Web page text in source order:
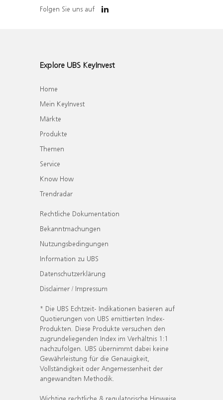
Folgen Sie uns auf
Explore UBS KeyInvest
Home
Mein KeyInvest
Märkte
Produkte
Themen
Service
Know How
Trendradar
Rechtliche Dokumentation
Bekanntmachungen
Nutzungsbedingungen
Information zu UBS
Datenschutzerklärung
Disclaimer / Impressum
* Die UBS Echtzeit- Indikationen basieren auf
Quotierungen von UBS emittierten Index-
Produkten. Diese Produkte versuchen den
zugrundeliegenden Index im Verhältnis 1:1
nachzufolgen. UBS übernimmt dabei keine
Gewährleistung für die Genauigkeit,
Vollständigkeit oder Angemessenheit der
angewandten Methodik.